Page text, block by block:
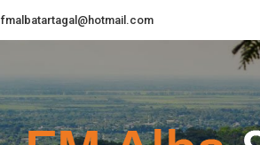
fmalbatartagal@hotmail.com